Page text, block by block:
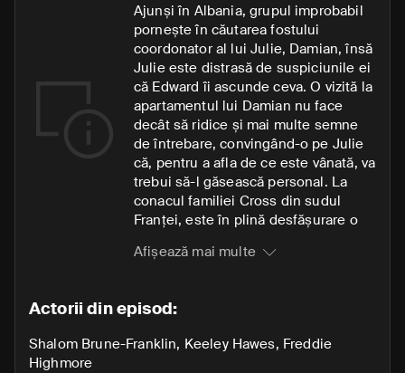
Ajunși în Albania, grupul improbabil
pornește în căutarea fostului
coordonator al lui Julie, Damian, însă
Julie este distrasă de suspiciunile ei
că Edward îi ascunde ceva. O vizită la
apartamentul lui Damian nu face
decât să ridice și mai multe semne
de întrebare, convingând-o pe Julie
că, pentru a afla de ce este vânată, va
trebui să-l găsească personal. La
conacul familiei Cross din sudul
Franței, este în plină desfășurare o
Marie, aflată și ea în căutarea
tatăl acestuia, Aaron Cross, alocă și
pe Jasper, expertul IT olandez
Afișează mai multe
Actorii din episod:
Shalom Brune-Franklin, Keeley Hawes, Freddie
Highmore